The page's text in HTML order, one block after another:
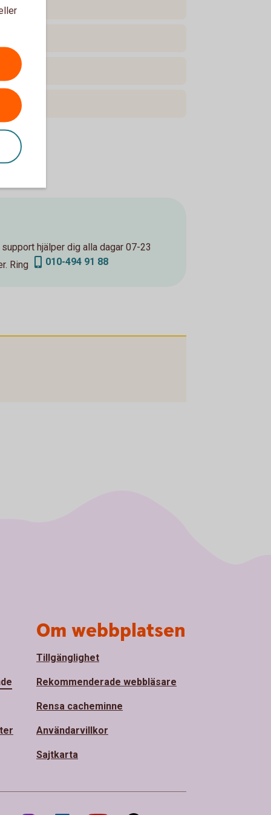
hjälper dig alla dagar 07-23
Ring
010-494 91 88
Om webbplatsen
Tillgänglighet
Rekommenderade webbläsare
Rensa cacheminne
Användarvillkor
Sajtkarta